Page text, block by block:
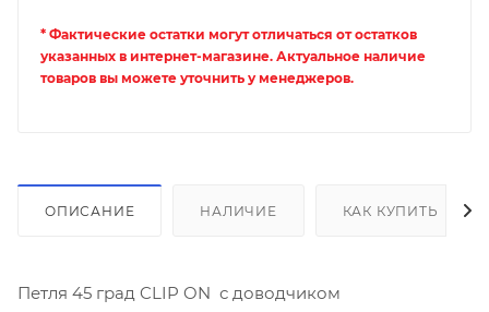
* Фактические остатки могут отличаться от остатков
указанных в интернет-магазине. Актуальное наличие
товаров вы можете уточнить у менеджеров.
ОПИСАНИЕ НАЛИЧИЕ КАК КУПИТЬ
Петля 45 град CLIP ON с доводчиком